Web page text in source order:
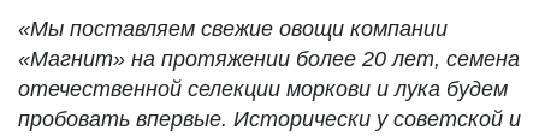
«Мы поставляем свежие овощи компании
«Магнит» на протяжении более 20 лет, семена
отечественной селекции моркови и лука будем
пробовать впервые. Исторически у советской и